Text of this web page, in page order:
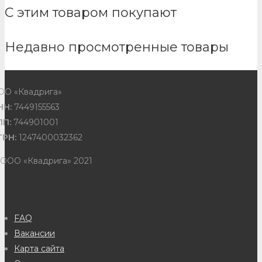
С этим товаром покупают
Недавно просмотренные товары
«Квадрига»
7449155563
744901001
1247400032362
«Квадрига» 2021
FAQ
Вакансии
Карта сайта